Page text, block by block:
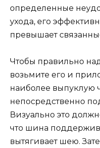
определенные
ухода, его
превышает
Чтобы правильно
возьмите его и
наиболее выпуклую
непосредственно
Визуально это
что шина
вытягивает шею.